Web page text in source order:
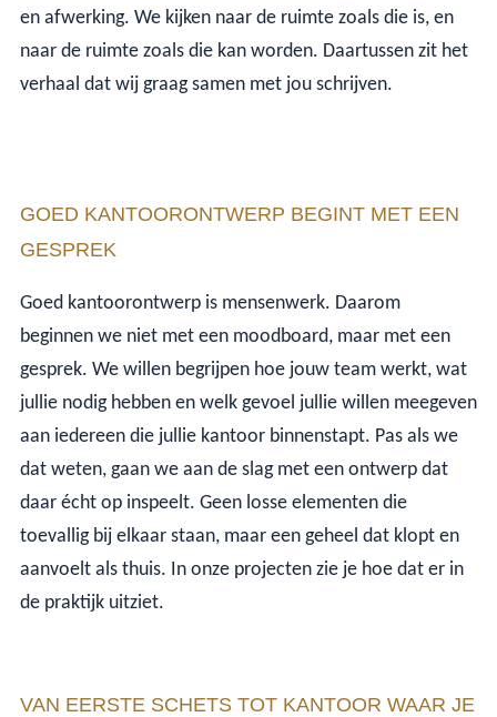
en afwerking. We kijken naar de ruimte zoals die is, en
naar de ruimte zoals die kan worden. Daartussen zit het
verhaal dat wij graag samen met jou schrijven.
GOED KANTOORONTWERP BEGINT MET EEN
GESPREK
Goed kantoorontwerp is mensenwerk. Daarom
beginnen we niet met een moodboard, maar met een
gesprek. We willen begrijpen hoe jouw team werkt, wat
jullie nodig hebben en welk gevoel jullie willen meegeven
aan iedereen die jullie kantoor binnenstapt. Pas als we
dat weten, gaan we aan de slag met een ontwerp dat
daar écht op inspeelt. Geen losse elementen die
toevallig bij elkaar staan, maar een geheel dat klopt en
aanvoelt als thuis. In onze projecten zie je hoe dat er in
de praktijk uitziet.
VAN EERSTE SCHETS TOT KANTOOR WAAR JE